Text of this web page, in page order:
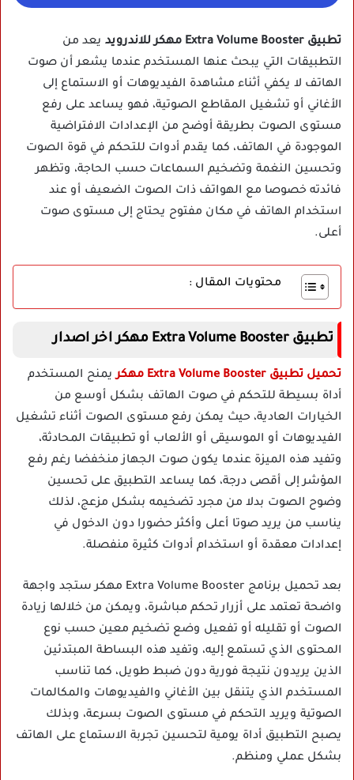
تطبيق Extra Volume Booster مهكر للاندرويد
يعد من
التطبيقات التي يبحث عنها المستخدم عندما يشعر أن صوت
الهاتف لا يكفي أثناء مشاهدة الفيديوهات أو الاستماع إلى
الأغاني أو تشغيل المقاطع الصوتية، فهو يساعد على رفع
مستوى الصوت بطريقة أوضح من الإعدادات الافتراضية
الموجودة في الهاتف، كما يقدم أدوات للتحكم في قوة الصوت
وتحسين النغمة وتضخيم السماعات حسب الحاجة، وتظهر
فائدته خصوصا مع الهواتف ذات الصوت الضعيف أو عند
استخدام الهاتف في مكان مفتوح يحتاج إلى مستوى صوت
أعلى.
محتويات المقال :
تطبيق Extra Volume Booster مهكر اخر اصدار
تحميل تطبيق Extra Volume Booster مهكر
يمنح المستخدم
أداة بسيطة للتحكم في صوت الهاتف بشكل أوسع من
الخيارات العادية، حيث يمكن رفع مستوى الصوت أثناء تشغيل
الفيديوهات أو الموسيقى أو الألعاب أو تطبيقات المحادثة،
وتفيد هذه الميزة عندما يكون صوت الجهاز منخفضا رغم رفع
المؤشر إلى أقصى درجة، كما يساعد التطبيق على تحسين
وضوح الصوت بدلا من مجرد تضخيمه بشكل مزعج، لذلك
يناسب من يريد صوتا أعلى وأكثر حضورا دون الدخول في
إعدادات معقدة أو استخدام أدوات كثيرة منفصلة.
بعد تحميل برنامج Extra Volume Booster مهكر ستجد واجهة
واضحة تعتمد على أزرار تحكم مباشرة، ويمكن من خلالها زيادة
الصوت أو تقليله أو تفعيل وضع تضخيم معين حسب نوع
المحتوى الذي تستمع إليه، وتفيد هذه البساطة المبتدئين
الذين يريدون نتيجة فورية دون ضبط طويل، كما تناسب
المستخدم الذي يتنقل بين الأغاني والفيديوهات والمكالمات
الصوتية ويريد التحكم في مستوى الصوت بسرعة، وبذلك
يصبح التطبيق أداة يومية لتحسين تجربة الاستماع على الهاتف
بشكل عملي ومنظم.